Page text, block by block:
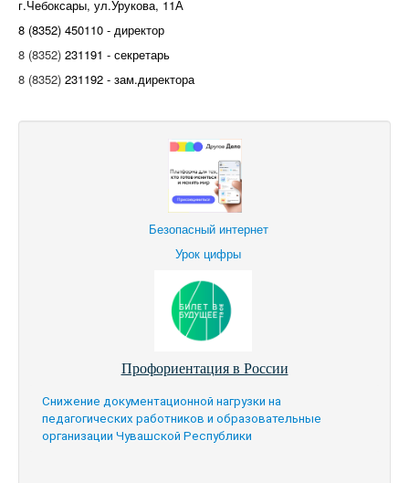
г.Чебоксары, ул.Урукова, 11А
8 (8352) 450110 - директор
8 (8352) 231191 - секретарь
8 (8352) 231192 - зам.директора
Безопасный интернет
Урок цифры
Профориентация в России
Снижение документационной нагрузки на
педагогических работников и образовательные
организации Чувашской Республики